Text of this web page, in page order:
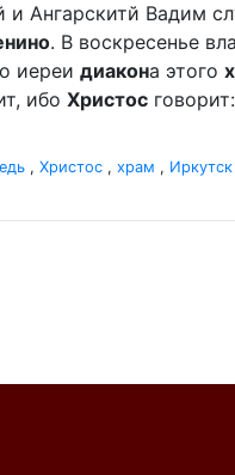
и Ангарскитй Вадим
. В воскресенье
иереи диакона этого
ибо Христос
, Христос , храм , Иркутск